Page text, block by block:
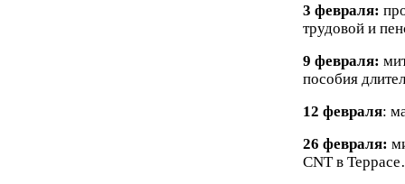
3 февраля:
трудовой и
9 февраля:
пособия
12 февраля:
26 февраля:
CNT в